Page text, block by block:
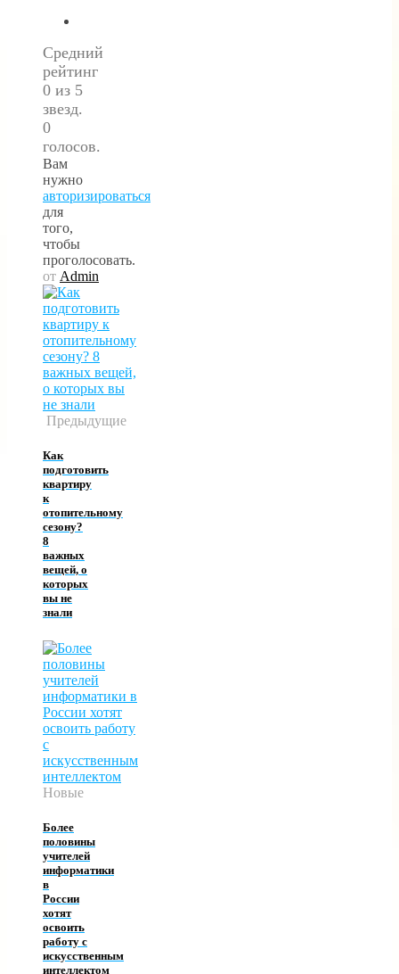
Средний
рейтинг
0 из 5
звезд.
0
голосов.
Вам
нужно
авторизироваться
для
того,
чтобы
проголосовать.
от Admin
Предыдущие
Как
подготовить
квартиру
к
отопительному
сезону?
8
важных
вещей, о
которых
вы не
знали
Новые
Более
половины
учителей
информатики
в
России
хотят
освоить
работу с
искусственным
интеллектом